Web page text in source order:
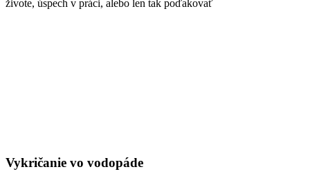
živote, úspech v práci, alebo len tak poďakovať
Vykričanie vo vodopáde